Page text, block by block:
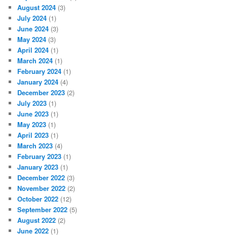
August 2024 (3)
July 2024 (1)
June 2024 (3)
May 2024 (3)
April 2024 (1)
March 2024 (1)
February 2024 (1)
January 2024 (4)
December 2023 (2)
July 2023 (1)
June 2023 (1)
May 2023 (1)
April 2023 (1)
March 2023 (4)
February 2023 (1)
January 2023 (1)
December 2022 (3)
November 2022 (2)
October 2022 (12)
September 2022 (5)
August 2022 (2)
June 2022 (1)